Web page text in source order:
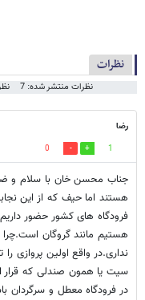
نظرات
نظرات منتشر شده: 7
رضا
1
0
جناب محسن خان با سلام و
هستند اما حیف که از این
فرودگاه های کشور حضور
هستیم مانند گروگان است.چرا
نداری.در واقع اولین پروازی
سیت یا همون صندلی که
در فرودگاه معطل و سرگردان